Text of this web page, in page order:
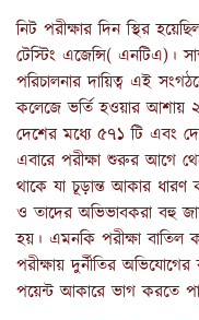
নিট পরীক্ষার দিন স্থির
টেস্টিং এজেন্সি( এনটিএ)।
পরিচালনার দায়িত্ব এই
কলেজে ভর্তি হওয়ার আশায়
দেশের মধ্যে ৫৭১ টি এবং
এবারে পরীক্ষা শুরুর আগে
থাকে যা চূড়ান্ত আকার ধারণ
ও তাদের অভিভাবকরা বহু
হয়। এমনকি পরীক্ষা বাতিল
পরীক্ষায় দুর্নীতির
পয়েন্ট আকারে ভাগ করতে